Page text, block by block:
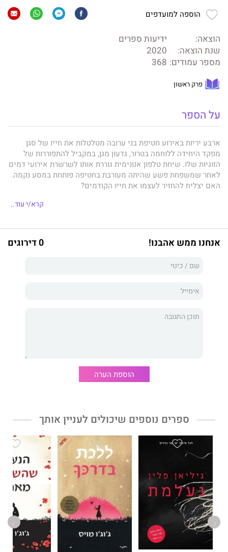
הוספה למועדפים
הוצאה:
ידיעות ספרים
שנת הוצאה:
2020
מספר עמודים: 368
פרק ראשון
על הספר
ארבע יריות באירוע חטיפת בני ערובה מטלטלות את חייו של סגן
מפקד היחידה ללוחמה בטרור, גדעון מגן, במקביל להתפוררות של
הזוגיות שלו. שיחת טלפון אנונימית גוררת אותו לשרשרת אירועי דמים
לאחר שמשפחת פשע שהיתה מעורבת בחטיפה פותחת במסע נקמה.
האם יצליח להחזיר לעצמו את חייו הקודמים?
המתרחש בירושלים המושלגת.
קרא/י עוד..
אנחנו ממש אהבנו! 0 דירוגים
הוספת הערה
ספרים נוספים שיכולים לעניין אותך